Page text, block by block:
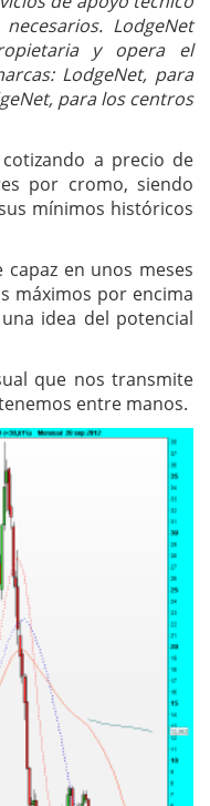
LodgeNet
y opera el
LodgeNet, para
para los centros
a precio de
por cromo, siendo
mínimos históricos
en unos meses
máximos por encima
idea del potencial
que nos transmite
entre manos.